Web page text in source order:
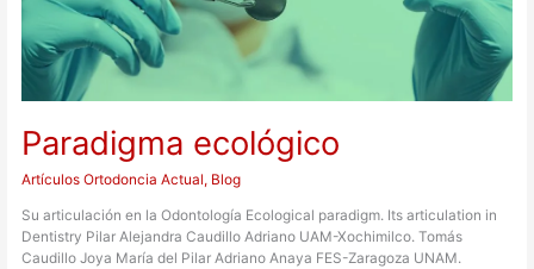
Paradigma ecológico
Artículos Ortodoncia Actual, Blog
Su articulación en la Odontología Ecological paradigm. Its articulation in
Dentistry Pilar Alejandra Caudillo Adriano UAM-Xochimilco. Tomás
Caudillo Joya María del Pilar Adriano Anaya FES-Zaragoza UNAM.